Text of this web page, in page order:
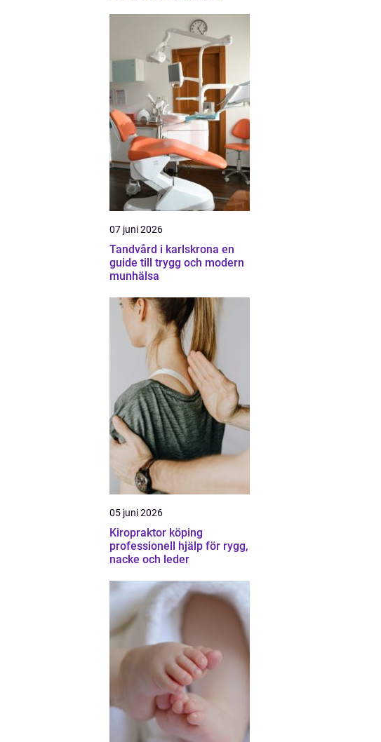
07 juni 2026
Tandvård i karlskrona en
guide till trygg och modern
munhälsa
05 juni 2026
Kiropraktor köping
professionell hjälp för rygg,
nacke och leder